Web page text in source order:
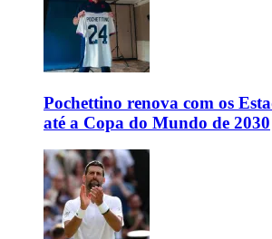
Pochettino renova com os
até a Copa do Mundo de 2030